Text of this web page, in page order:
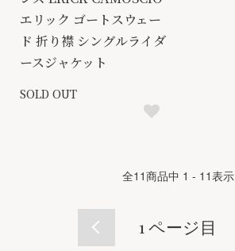
エリック ゴートスウェー
ド 折り襟 シングルライダ
ースジャケット
SOLD OUT
全11商品中 1 - 11表示
1 ページ目